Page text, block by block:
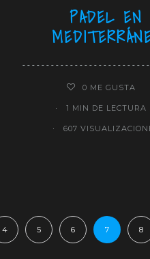
PADEL EN
0 ME GUSTA
1 MIN DE LECTURA
607
4 5 6 7 8